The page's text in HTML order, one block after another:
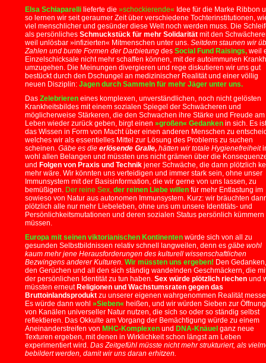
Elsa Schiaparelli lieferte die »schockierende« Idee für die Marke Ribbon
so lernen wir seit geraumer Zeit über verschiedene Tochterinstitutionen,
viel menschlicher und gesünder diese Welt noch werden muss. Die
als persönliches Schmuckstück für mehr Solidarität mit den
weil unlösbar »infizierten« Mitmenschen unter uns. Seitdem staunen wir
Zahlen und bunte Formen der Darbietung des Social Fund Raisings, weil
Einzelschicksale nicht mehr schaffen können, mit der autoimmunen
umzugehen. Die Meinungen divergieren und rege diskutieren wir uns gut
bestückt durch den Dschungel an medizinischer Realität und einer völlig
neuen Disziplin: Jagen durch Sammeln für mehr Jäger unter uns.
Das Zelebrieren eines komplexen, unverständlichen, noch nicht gelösten
Krankheitsbildes mit einem sozialen Spiegel der Schwächeren und
möglicherweise Stärkeren, die den Schwachen ihre Stärke und Freude am
Leben wieder zurück geben, birgt einen »großen« Gedanken in sich. Es ist
das Wissen in Form von Macht über einen anderen Menschen zu
welches wir als essentielles Mittel zur Lösung des Problems zu suchen
scheinen. Gäbe es die erlösende Gralle, hätten wir totale Hygienefreiheit
wohl allen Belangen und müssten uns nicht grämen über die
und Folgen von Praxis und Technik jener Schwäche, die dann plötzlich
mehr wäre. Wir könnten uns verteidigen und immer stark sein, ohne unser
Immunsystem mit der Basisinformation, die wir gerne von uns lassen, zu
bemüßigen. Der reine Sex, der reinen Liebe willen für mehr Entlastung im
sowieso von Natur aus autonomen Immunsystem. Kurz: wir bräuchten
plötzlich alle nur mehr Liebeleben, ohne uns um unsere Identitäts- und
Persönlichkeitsmutationen und deren sozialen Status persönlich kümmern
müssen.
Europa mit seinen viktorianischen Kontinenten würde sich von all zu
gesunden Selbstbildnissen relativ schnell langweilen, denn es gäbe wohl
kaum mehr jene Herausforderungen des kulturell wissenschaftlichen
Bezwingens anderer Kulturen. Wir müssten uns ergeben! Den Gedanken,
den Gerüchen und all den sich ständig wandelnden Geschmäckern, die
der persönlichen Identität zu tun haben. Sex würde plötzlich riechen und
müssten erneut Religionen und Wachstumsraten gegen das
Bruttoinlandsprodukt zu unserer eigenen wahrgenommen Realität
Es würde dann wohl »Sieben« heißen, und wir würden Sieben zur Öffnung
von Kanälen universeller Natur nutzen, die sich so oder so ständig selbst
reflektieren. Das Okkulte am Vorgang der Bemächtigung würde zu einem
Aneinanderstreifen von MHC-Komplexen und DNA-Knäuel ganz neue
Texturen ergeben, mit denen in Wirklichkeit schon längst am Leben
experimentiert wird. Das Zeitgefühl müsste nicht mehr strukturiert, als
bebildert werden, damit wir uns daran erhitzen.